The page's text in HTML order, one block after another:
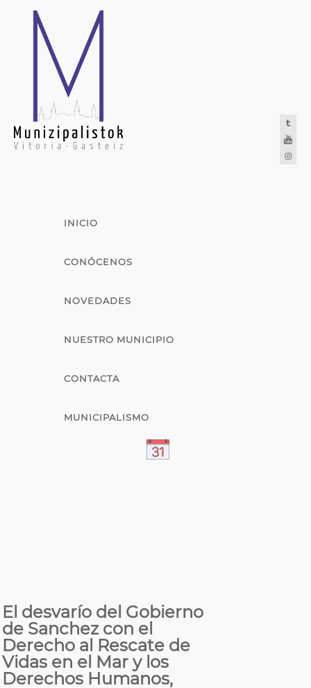
INICIO
CONÓCENOS
NOVEDADES
NUESTRO MUNICIPIO
CONTACTA
MUNICIPALISMO
El desvarío del Gobierno
de Sanchez con el
Derecho al Rescate de
Vidas en el Mar y los
Derechos Humanos,